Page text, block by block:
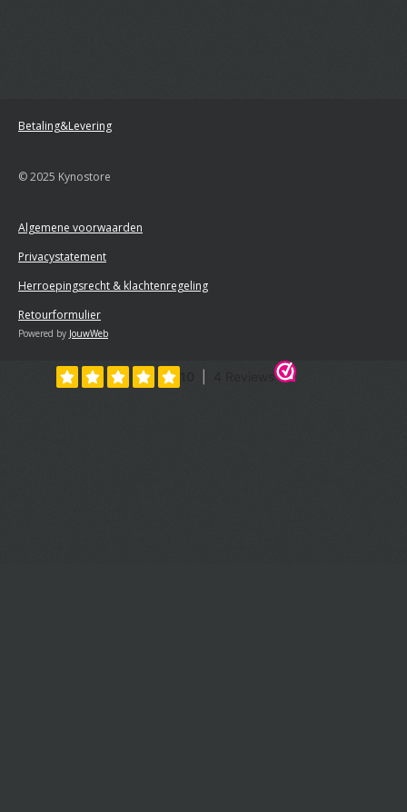
Betaling&Levering
© 2025 Kynostore
Algemene voorwaarden
Privacystatement
Herroepingsrecht & klachtenregeling
Retourformulier
Powered by JouwWeb